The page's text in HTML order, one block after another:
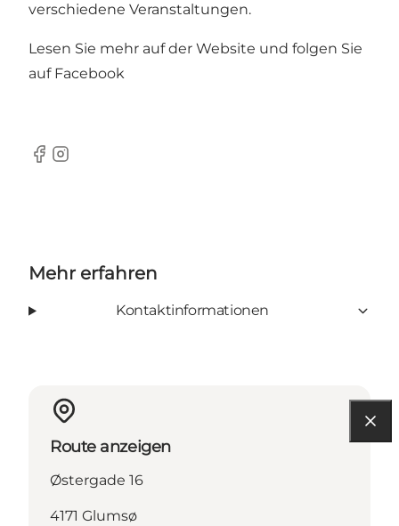
verschiedene Veranstaltungen.
Lesen Sie mehr auf der Website und folgen Sie
auf Facebook
Facebook
Instagram
Mehr erfahren
Kontaktinformationen
Route anzeigen
Østergade 16
4171 Glumsø